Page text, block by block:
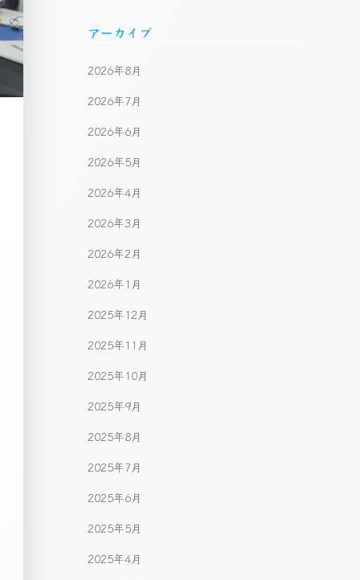
アーカイブ
2026年8月
2026年7月
2026年6月
2026年5月
2026年4月
2026年3月
2026年2月
2026年1月
2025年12月
2025年11月
2025年10月
2025年9月
2025年8月
2025年7月
2025年6月
2025年5月
2025年4月